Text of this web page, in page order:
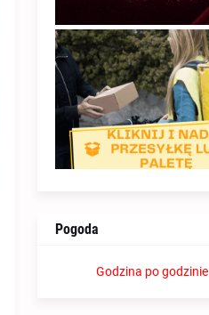
Pogoda
Godzina po godzinie